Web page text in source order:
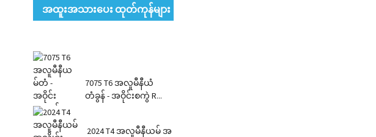
အထူးအသားပေး ထုတ်ကုန်များ
7075 T6 အလူမီနီယံ
တံခွန် - အဝိုင်းစကွဲ R...
2024 T4 အလူမီနီယမ် အ